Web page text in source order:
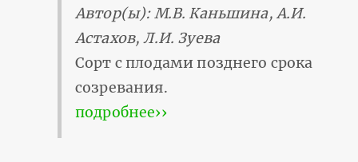
Автор(ы): М.В. Каньшина, А.И.
Астахов, Л.И. Зуева
Сорт с плодами позднего срока
созревания.
подробнее››